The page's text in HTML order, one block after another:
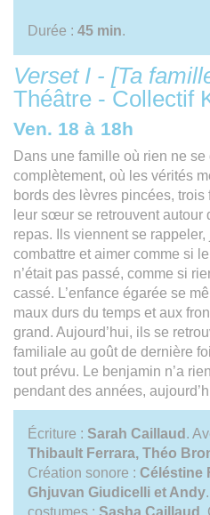
Durée : 45 min.
Verset I - [Ta
Théâtre - Collectif
Ven. 18 à 18h
Dans une famille où rien ne se
complètement, où les vérités
bords des lèvres pincées, trois
leur sœur se retrouvent autour
repas. Ils viennent se rappeler,
combattre et aimer comme si
n’était pas passé, comme si
cassé. L’enfance égarée se
maux durs du temps et aux
grand. Aujourd’hui, ils se
familiale au goût de dernière
tout prévu. Le benjamin n’a
pendant des années,
Écriture : Sarah Caillaud .
Thibault Ferrara, Théo
Création sonore : Céléstine
Ghjuvan Giudicelli et Andy
costumes : Sasha Caillaud